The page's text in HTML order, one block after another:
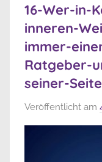
16-Wer-in-
inneren-
immer-
Ratgeber-
seiner-Seite
Veröffentlicht am